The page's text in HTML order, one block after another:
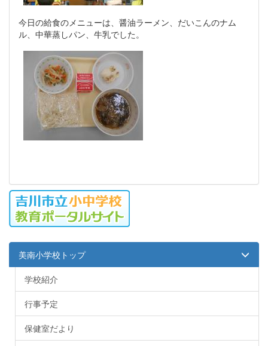
今日の給食のメニューは、醤油ラーメン、だいこんのナム
ル、中華蒸しパン、牛乳でした。
美南小学校トップ
学校紹介
行事予定
保健室だより